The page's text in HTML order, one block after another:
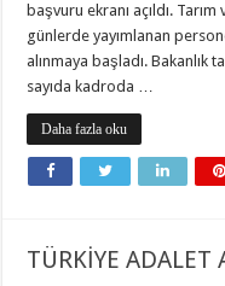
başvuru ekranı açıldı.
günlerde yayımlanan
alınmaya başladı. Bakanlık
sayıda kadroda …
Daha fazla oku
TÜRKİYE